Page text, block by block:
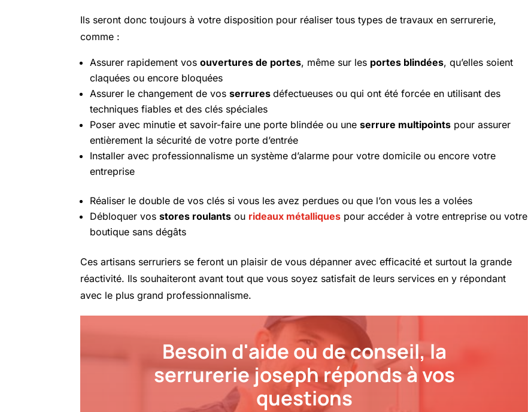
Ils seront donc toujours à votre disposition pour réaliser tous types de travaux en serrurerie,
comme :
Assurer rapidement vosouvertures de portes, même sur les portes blindées, qu’elles soient
claquées ou encore bloquées
Assurer le changement de vosserruresdéfectueuses ou qui ont été forcée en utilisant des
techniques fiables et des clés spéciales
Poser avec minutie et savoir-faire une porte blindée ou uneserrure multipoints pour assurer
entièrement la sécurité de votre porte d’entrée
Installer avec professionnalisme un système d’alarme pour votre domicile ou encore votre
entreprise
Réaliser le double de vos clés si vous les avez perdues ou que l’on vous les a volées
Débloquer vosstores roulants ou rideaux métalliques pour accéder à votre entreprise ou votre
boutique sans dégâts
Ces artisans serruriers se feront un plaisir de vous dépanner avec efficacité et surtout la grande
réactivité. Ils souhaiteront avant tout que vous soyez satisfait de leurs services en y répondant
avec le plus grand professionnalisme.
Besoin d'aide ou de conseil, la
serrurerie joseph réponds à vos
questions